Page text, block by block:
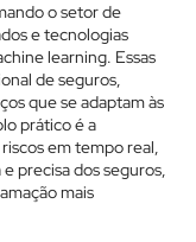
o setor de
e tecnologias
learning. Essas
de seguros,
que se adaptam às
prático é a
em tempo real,
precisa dos seguros,
mais